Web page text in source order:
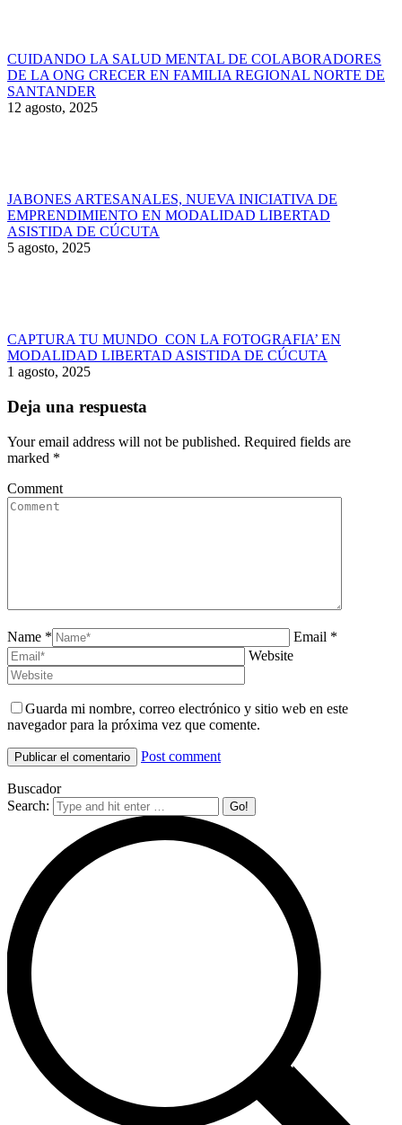
CUIDANDO LA SALUD MENTAL DE COLABORADORES
DE LA ONG CRECER EN FAMILIA REGIONAL NORTE DE
SANTANDER
12 agosto, 2025
JABONES ARTESANALES, NUEVA INICIATIVA DE
EMPRENDIMIENTO EN MODALIDAD LIBERTAD
ASISTIDA DE CÚCUTA
5 agosto, 2025
CAPTURA TU MUNDO CON LA FOTOGRAFIA’ EN
MODALIDAD LIBERTAD ASISTIDA DE CÚCUTA
1 agosto, 2025
Deja una respuesta
Your email address will not be published. Required fields are
marked *
Comment
Name *
Email *
Website
Guarda mi nombre, correo electrónico y sitio web en este
navegador para la próxima vez que comente.
Post comment
Buscador
Search: